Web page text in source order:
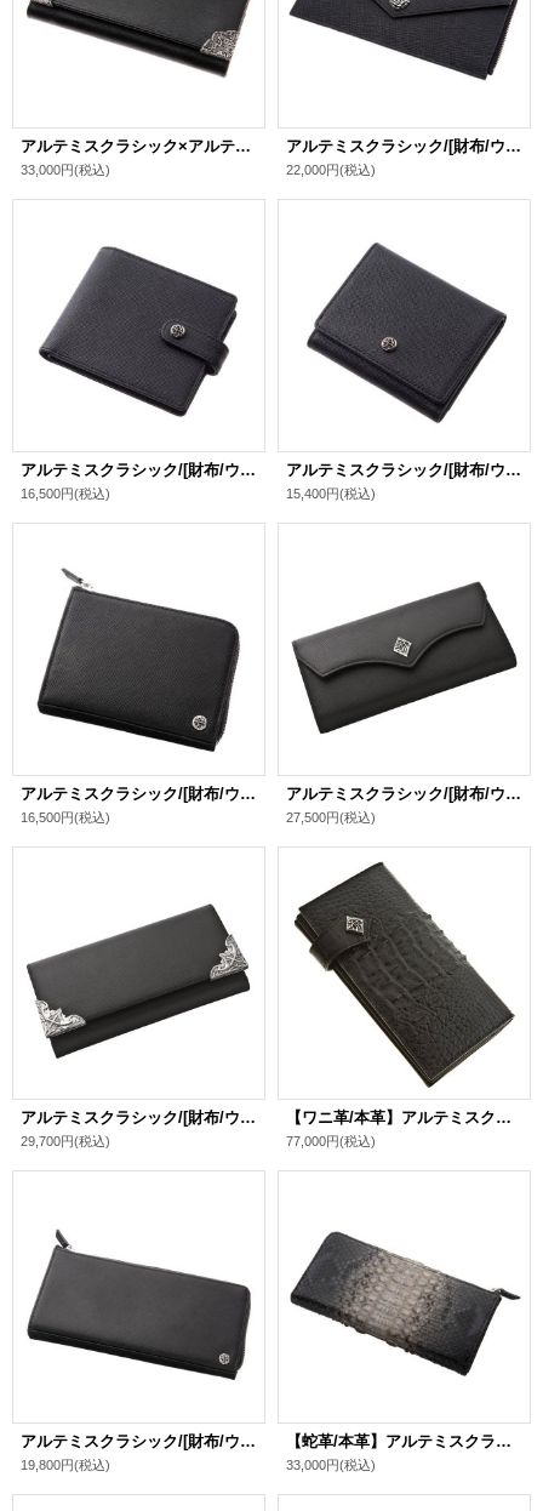
アルテミスクラシック×アルテミスキングス/[財布/ウォレット]クラウンコーナーロングウォレット
33,000円(税込)
アルテミスクラシック/[財布/ウォレット]フラグメントケースウォレット(カード落下防止機能付き)
22,000円(税込)
アルテミスクラシック/[財布/ウォレット]サフィアーノ スリム コンパクトウォレット
16,500円(税込)
アルテミスクラシック/[財布/ウォレット]サフィアーノ ミニウォレット
15,400円(税込)
アルテミスクラシック/[財布/ウォレット]L字 スリム サフィアーノ ミニウォレット
16,500円(税込)
アルテミスクラシック/[財布/ウォレット]サフィアーノ ウェイブウォレット
27,500円(税込)
アルテミスクラシック/[財布/ウォレット]サフィアーノ コーナーウォレット
29,700円(税込)
【ワニ革/本革】アルテミスクラシック/[財布/ウォレット]クロコダイル ロングウォレット
77,000円(税込)
アルテミスクラシック/[財布/ウォレット]L字 スリム サフィアーノ ロングウォレット
19,800円(税込)
【蛇革/本革】アルテミスクラシック/[財布/ウォレット]L字 スリム グレーパイソン ロングウォレット
33,000円(税込)